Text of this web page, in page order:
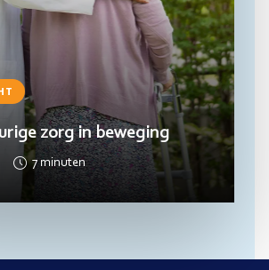
zorg in beweging
7 minuten